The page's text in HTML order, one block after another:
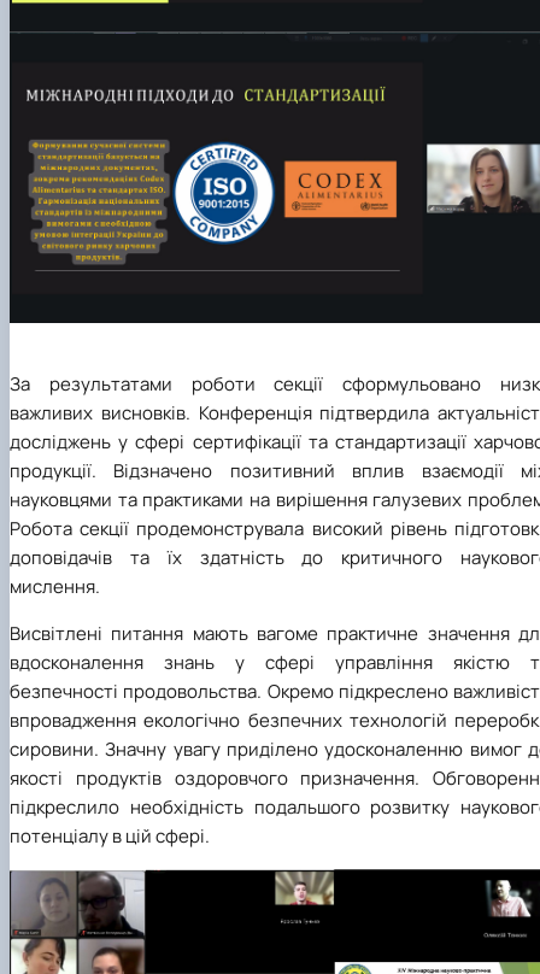
За результатами роботи секції сформульовано
важливих висновків. Конференція підтвердила
досліджень у сфері сертифікації та стандартизації
продукції. Відзначено позитивний вплив взаємодії
науковцями та практиками на вирішення галузевих
Робота секції продемонструвала високий рівень
доповідачів та їх здатність до критичного
мислення.
Висвітлені питання мають вагоме практичне значення
вдосконалення знань у сфері управління якістю
безпечності продовольства. Окремо підкреслено
впровадження екологічно безпечних технологій
сировини. Значну увагу приділено удосконаленню вимог
якості продуктів оздоровчого призначення.
підкреслило необхідність подальшого розвитку
потенціалу в цій сфері.